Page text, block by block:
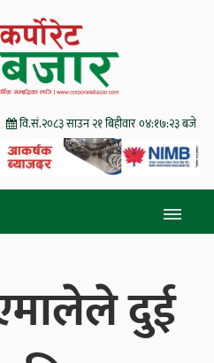
वि.सं.२०८३ साउन २१ बिहीवार ०४:१७:२५ बजे
दुई